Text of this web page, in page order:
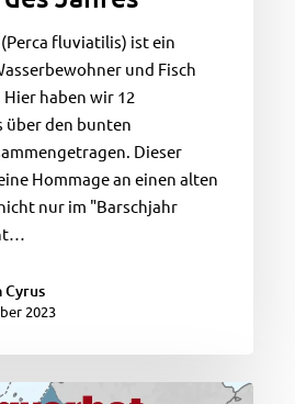
fluviatilis) ist ein
und Fisch
Hier haben wir 12
über den bunten
Dieser
Hommage an einen alten
nur im "Barschjahr
Cyrus
2023